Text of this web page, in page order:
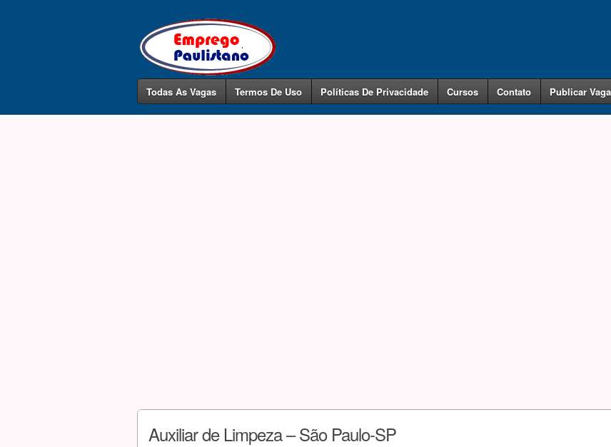
Todas As Vagas Termos De Uso Políticas De Privacidade Cursos Contato Publicar Vaga
Auxiliar de Limpeza – São Paulo-SP